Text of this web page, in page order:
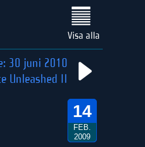
Visa alla
30 juni 2010
Unleashed II
14
FEB.
2009